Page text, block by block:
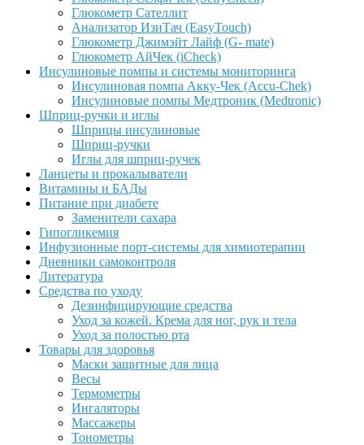
Глюкометр Сателлит
Анализатор ИзиТач (EasyTouch)
Глюкометр Джимэйт Лайф (G- mate)
Глюкометр АйЧек (iCheck)
Инсулиновые помпы и системы мониторинга
Инсулиновая помпа Акку-Чек (Accu-Chek)
Инсулиновые помпы Медтроник (Medtronic)
Шприц-ручки и иглы
Шприцы инсулиновые
Шприц-ручки
Иглы для шприц-ручек
Ланцеты и прокалыватели
Витамины и БАДы
Питание при диабете
Заменители сахара
Гипогликемия
Инфузионные порт-системы для химиотерапии
Дневники самоконтроля
Литература
Средства по уходу
Дезинфицирующие средства
Уход за кожей. Крема для ног, рук и тела
Уход за полостью рта
Товары для здоровья
Маски защитные для лица
Весы
Термометры
Ингаляторы
Массажеры
Тонометры